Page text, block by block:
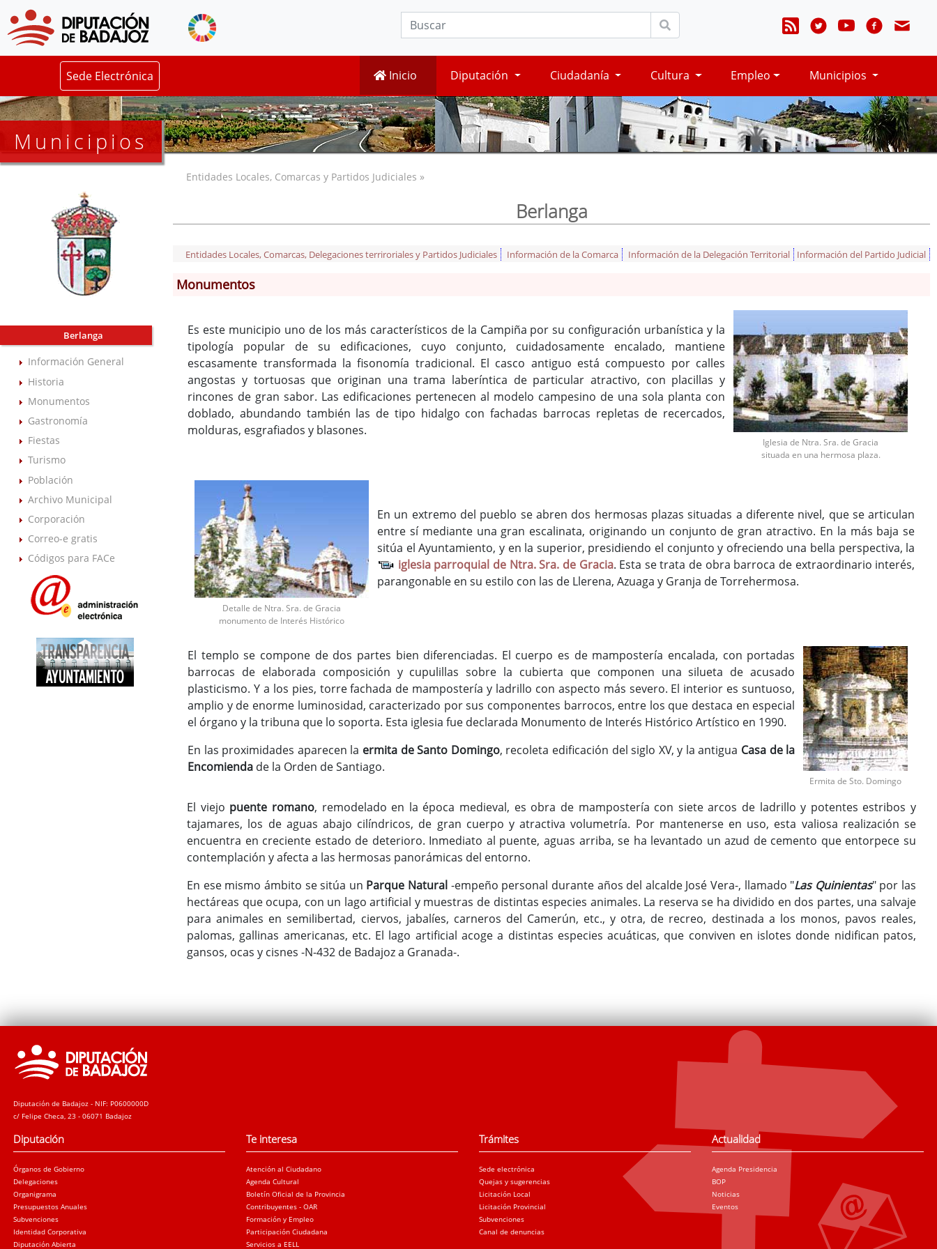
Sede Electrónica Inicio Diputación Ciudadanía Cultura Empleo Municipios
Municipios
Berlanga
Información General
Historia
Monumentos
Gastronomía
Fiestas
Turismo
Población
Archivo Municipal
Corporación
Correo-e gratis
Códigos para FACe
Entidades Locales, Comarcas y Partidos Judiciales »
Berlanga
Entidades Locales, Comarcas, Delegaciones terriroriales y Partidos Judiciales Información de la Comarca Información de la Delegación Territorial Información del Partido Judicial
Monumentos
Es este municipio uno de los más característicos de la Campiña por su configuración urbanística y la
tipología popular de su edificaciones, cuyo conjunto, cuidadosamente encalado, mantiene
escasamente transformada la fisonomía tradicional. El casco antiguo está compuesto por calles
angostas y tortuosas que originan una trama laberíntica de particular atractivo, con placillas y
rincones de gran sabor. Las edificaciones pertenecen al modelo campesino de una sola planta con
doblado, abundando también las de tipo hidalgo con fachadas barrocas repletas de recercados,
molduras, esgrafiados y blasones.
Iglesia de Ntra. Sra. de Gracia
situada en una hermosa plaza.
Detalle de Ntra. Sra. de Gracia
monumento de Interés Histórico
En un extremo del pueblo se abren dos hermosas plazas situadas a diferente nivel, que se articulan
entre sí mediante una gran escalinata, originando un conjunto de gran atractivo. En la más baja se
sitúa el Ayuntamiento, y en la superior, presidiendo el conjunto y ofreciendo una bella perspectiva, la
iglesia parroquial de Ntra. Sra. de Gracia. Esta se trata de obra barroca de extraordinario interés,
parangonable en su estilo con las de Llerena, Azuaga y Granja de Torrehermosa.
El templo se compone de dos partes bien diferenciadas. El cuerpo es de mampostería encalada, con portadas
barrocas de elaborada composición y cupulillas sobre la cubierta que componen una silueta de acusado
plasticismo. Y a los pies, torre fachada de mampostería y ladrillo con aspecto más severo. El interior es suntuoso,
amplio y de enorme luminosidad, caracterizado por sus componentes barrocos, entre los que destaca en especial
el órgano y la tribuna que lo soporta. Esta iglesia fue declarada Monumento de Interés Histórico Artístico en 1990.
En las proximidades aparecen la ermita de Santo Domingo, recoleta edificación del siglo XV, y la antigua Casa de la
Encomienda de la Orden de Santiago.
Ermita de Sto. Domingo
El viejo puente romano, remodelado en la época medieval, es obra de mampostería con siete arcos de ladrillo y potentes estribos y
tajamares, los de aguas abajo cilíndricos, de gran cuerpo y atractiva volumetría. Por mantenerse en uso, esta valiosa realización se
encuentra en creciente estado de deterioro. Inmediato al puente, aguas arriba, se ha levantado un azud de cemento que entorpece su
contemplación y afecta a las hermosas panorámicas del entorno.
En ese mismo ámbito se sitúa un Parque Natural -empeño personal durante años del alcalde José Vera-, llamado "Las Quinientas" por las
hectáreas que ocupa, con un lago artificial y muestras de distintas especies animales. La reserva se ha dividido en dos partes, una salvaje
para animales en semilibertad, ciervos, jabalíes, carneros del Camerún, etc., y otra, de recreo, destinada a los monos, pavos reales,
palomas, gallinas americanas, etc. El lago artificial acoge a distintas especies acuáticas, que conviven en islotes donde nidifican patos,
gansos, ocas y cisnes -N-432 de Badajoz a Granada-.
Diputación de Badajoz - NIF: P0600000D
c/ Felipe Checa, 23 - 06071 Badajoz
Diputación
Órganos de Gobierno
Delegaciones
Organigrama
Presupuestos Anuales
Subvenciones
Identidad Corporativa
Diputación Abierta
Te interesa
Atención al Ciudadano
Agenda Cultural
Boletín Oficial de la Provincia
Contribuyentes - OAR
Formación y Empleo
Participación Ciudadana
Servicios a EELL
Trámites
Sede electrónica
Quejas y sugerencias
Licitación Local
Licitación Provincial
Subvenciones
Canal de denuncias
Actualidad
Agenda Presidencia
BOP
Noticias
Eventos